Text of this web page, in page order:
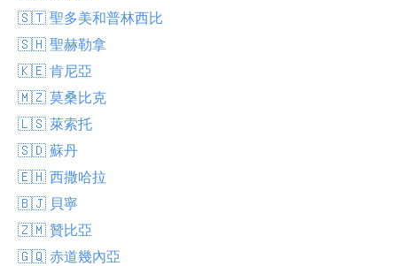
🇸🇹 聖多美和普林西比
🇸🇭 聖赫勒拿
🇰🇪 肯尼亞
🇲🇿 莫桑比克
🇱🇸 萊索托
🇸🇩 蘇丹
🇪🇭 西撒哈拉
🇧🇯 貝寧
🇿🇲 贊比亞
🇬🇶 赤道幾內亞